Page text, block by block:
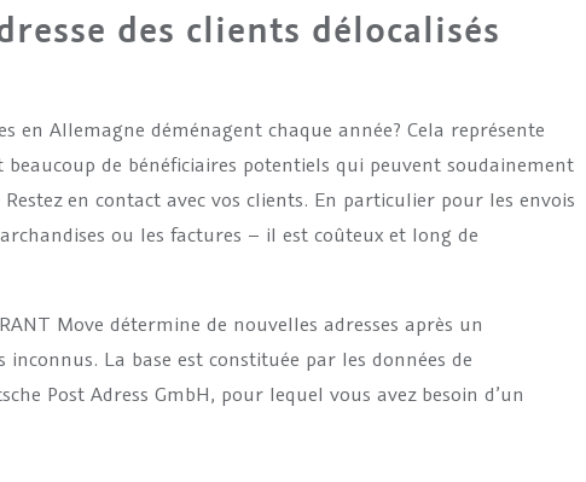
des clients délocalisés
en Allemagne déménagent chaque année? Cela représente
de bénéficiaires potentiels qui peuvent soudainement
en contact avec vos clients. En particulier pour les envois
ou les factures – il est coûteux et long de
Move détermine de nouvelles adresses après un
La base est constituée par les données de
Post Adress GmbH, pour lequel vous avez besoin d’un